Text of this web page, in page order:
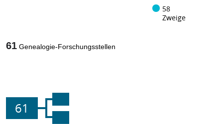
58
Zweige
61 Genealogie-Forschungsstellen
61